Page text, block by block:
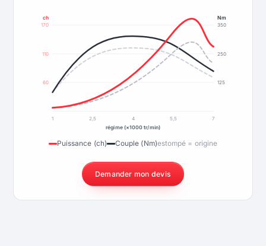
60
110
170
125
250
350
ch Nm
1 2,5 4 5,5
7
régime (×1000 tr/min)
Puissance (ch) Couple (Nm)estompé = origine
Demander mon devis